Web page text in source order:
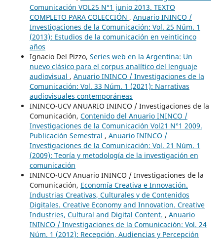
Comunicación VOL25 N°1 junio 2013. TEXTO
COMPLETO PARA COLECCIÓN , Anuario ININCO /
Investigaciones de la Comunicación: Vol. 25 Núm. 1
(2013): Estudios de la comunicación en veinticinco
años
Ignacio Del Pizzo, Series web en la Argentina: Un
nuevo clásico para el corpus analítico del lenguaje
audiovisual , Anuario ININCO / Investigaciones de la
Comunicación: Vol. 33 Núm. 1 (2021): Narrativas
audiovisuales contemporáneas
ININCO-UCV ANUARIO ININCO / Investigaciones de la
Comunicación, Contenido del Anuario ININCO /
Investigaciones de la Comunicación Vol21 N°1 2009.
Publicación Semestral , Anuario ININCO /
Investigaciones de la Comunicación: Vol. 21 Núm. 1
(2009): Teoría y metodología de la investigación en
comunicación
ININCO-UCV Anuario ININCO / Investigaciones de la
Comunicación, Economía Creativa e Innovación.
Industrias Creativas, Culturales y de Contenidos
Digitales. Creative Economy and Innovation. Creative
Industries, Cultural and Digital Content. , Anuario
ININCO / Investigaciones de la Comunicación: Vol. 24
Núm. 1 (2012): Recepción, Audiencias y Percepción